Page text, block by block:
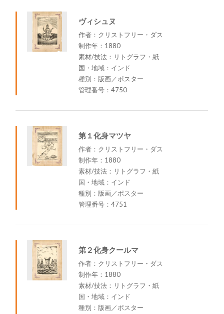
ヴィシュヌ
作者：クリストフリー・ダス
制作年：1880
素材/技法：リトグラフ・紙
国・地域：インド
種別：版画／ポスター
管理番号：4750
第１化身マツヤ
作者：クリストフリー・ダス
制作年：1880
素材/技法：リトグラフ・紙
国・地域：インド
種別：版画／ポスター
管理番号：4751
第２化身クールマ
作者：クリストフリー・ダス
制作年：1880
素材/技法：リトグラフ・紙
国・地域：インド
種別：版画／ポスター